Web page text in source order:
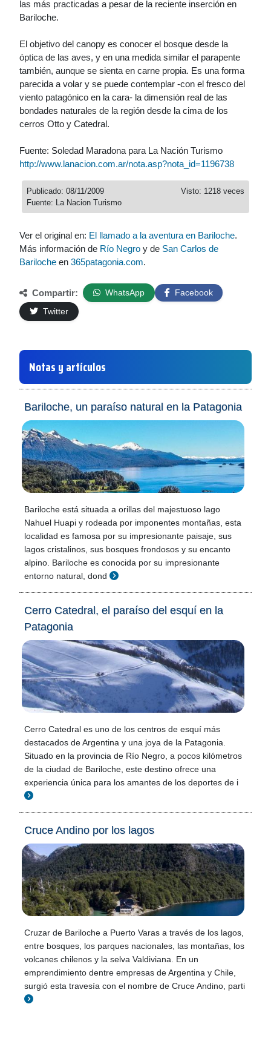
las más practicadas a pesar de la reciente inserción en
Bariloche.
El objetivo del canopy es conocer el bosque desde la
óptica de las aves, y en una medida similar el parapente
también, aunque se sienta en carne propia. Es una forma
parecida a volar y se puede contemplar -con el fresco del
viento patagónico en la cara- la dimensión real de las
bondades naturales de la región desde la cima de los
cerros Otto y Catedral.
Fuente: Soledad Maradona para La Nación Turismo
http://www.lanacion.com.ar/nota.asp?nota_id=1196738
Visto: 1218 veces
Publicado: 08/11/2009
Fuente: La Nacion Turismo
Ver el original en: El llamado a la aventura en Bariloche.
Más información de Río Negro y de San Carlos de
Bariloche en 365patagonia.com.
Compartir: WhatsApp
Facebook
Twitter
Notas y artículos
Bariloche, un paraíso natural en la Patagonia
Bariloche está situada a orillas del majestuoso lago
Nahuel Huapi y rodeada por imponentes montañas, esta
localidad es famosa por su impresionante paisaje, sus
lagos cristalinos, sus bosques frondosos y su encanto
alpino. Bariloche es conocida por su impresionante
entorno natural, dond
Cerro Catedral, el paraíso del esquí en la
Patagonia
Cerro Catedral es uno de los centros de esquí más
destacados de Argentina y una joya de la Patagonia.
Situado en la provincia de Río Negro, a pocos kilómetros
de la ciudad de Bariloche, este destino ofrece una
experiencia única para los amantes de los deportes de i
Cruce Andino por los lagos
Cruzar de Bariloche a Puerto Varas a través de los lagos,
entre bosques, los parques nacionales, las montañas, los
volcanes chilenos y la selva Valdiviana. En un
emprendimiento dentre empresas de Argentina y Chile,
surgió esta travesía con el nombre de Cruce Andino, parti